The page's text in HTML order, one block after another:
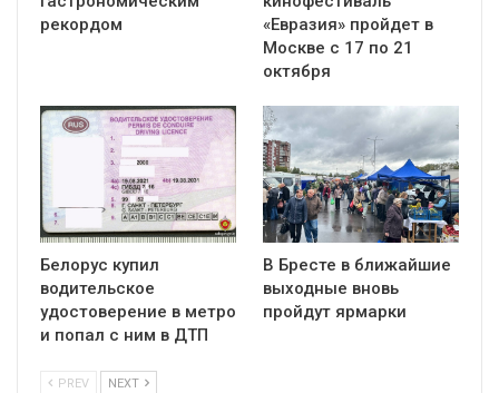
рекордом
«Евразия» пройдет в
Москве с 17 по 21
октября
Белорус купил
водительское
удостоверение в метро
и попал с ним в ДТП
В Бресте в ближайшие
выходные вновь
пройдут ярмарки
PREV NEXT